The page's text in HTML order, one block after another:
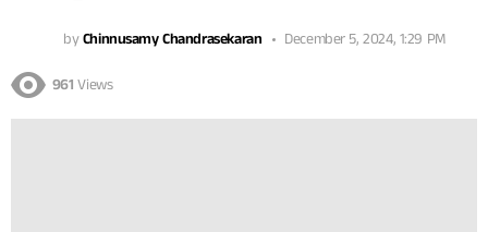
byChinnusamy Chandrasekaran December 5, 2024, 1:29 PM
961 Views